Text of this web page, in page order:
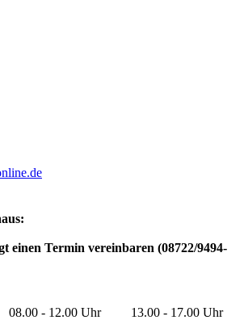
einen Termin vereinbaren (08722/9494-
08.00 - 12.00 Uhr
13.00 - 17.00 Uhr